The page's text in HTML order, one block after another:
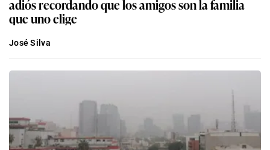
adiós recordando que los amigos son la familia
que uno elige
José Silva